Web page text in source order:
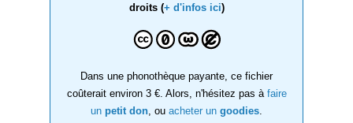
droits (+ d'infos ici)
Dans une phonothèque payante, ce fichier
coûterait environ 3 €. Alors, n'hésitez pas à faire
un petit don , ou acheter un goodies